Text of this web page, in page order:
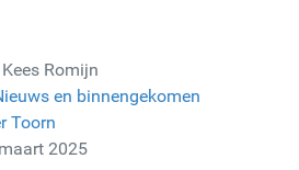
Kees Romijn
en binnengekomen
Toorn
2025